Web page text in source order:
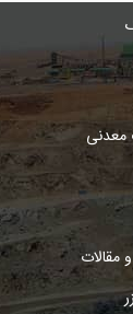
معدنی
مقالات